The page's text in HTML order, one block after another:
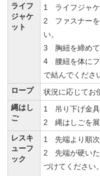
ライフ
ジャケ
ット
1 ライフジャケ
2 ファスナーを
い。
3 胸紐を締めて
4 腰紐を体にフ
で結んでくださ
ロープ
状況に応じてお
縄はし
ご
1 吊り下げ金具
2 縄はしごを展
レスキ
ューフ
ック
1 先端より順次
2 先端が硬いた
づけてください。